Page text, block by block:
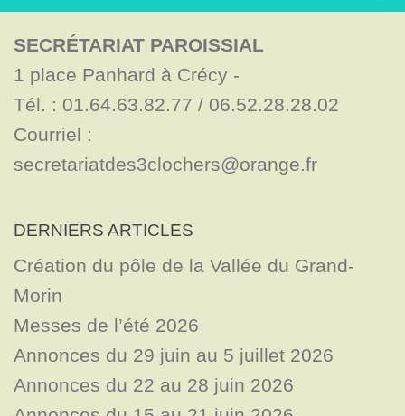
SECRÉTARIAT PAROISSIAL
1 place Panhard à Crécy -
Tél. : 01.64.63.82.77 / 06.52.28.28.02
Courriel :
secretariatdes3clochers@orange.fr
DERNIERS ARTICLES
Création du pôle de la Vallée du Grand-
Morin
Messes de l’été 2026
Annonces du 29 juin au 5 juillet 2026
Annonces du 22 au 28 juin 2026